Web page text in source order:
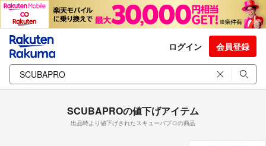
ログイン 会員登録
SCUBAPROの値下げアイテム
出品時より値下げされたスキューバプロの商品